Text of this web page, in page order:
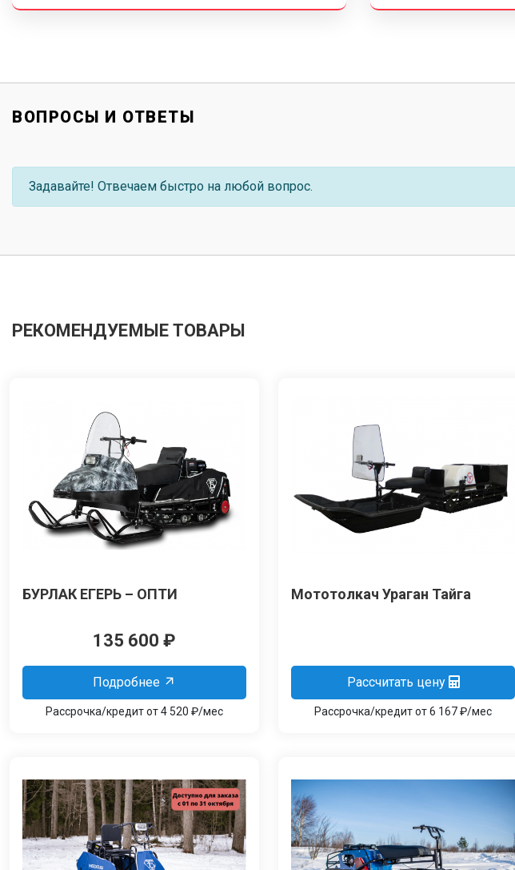
ВОПРОСЫ И ОТВЕТЫ
Задавайте! Отвечаем быстро на любой вопрос.
РЕКОМЕНДУЕМЫЕ ТОВАРЫ
БУРЛАК ЕГЕРЬ – ОПТИ
135 600 ₽
Подробнее
Рассрочка/кредит от 4 520 ₽/мес
Мототолкач Ураган Тайга
Рассчитать цену
Рассрочка/кредит от 6 167 ₽/мес